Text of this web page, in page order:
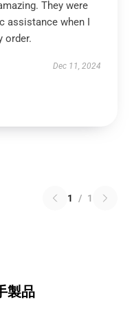
They were
assistance when I
order.
Dec 11, 2024
1 / 1
製品